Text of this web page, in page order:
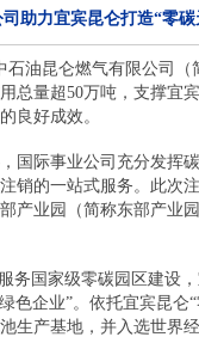
司助力宜宾昆仑打造“零
石油昆仑燃气有限公司
总量超50万吨，支撑宜
良好成效。
际事业公司充分发挥
销的一站式服务。此次
业园（简称东部产业
国家级零碳园区建设，
色企业”。依托宜宾昆
生产基地，并入选世界经